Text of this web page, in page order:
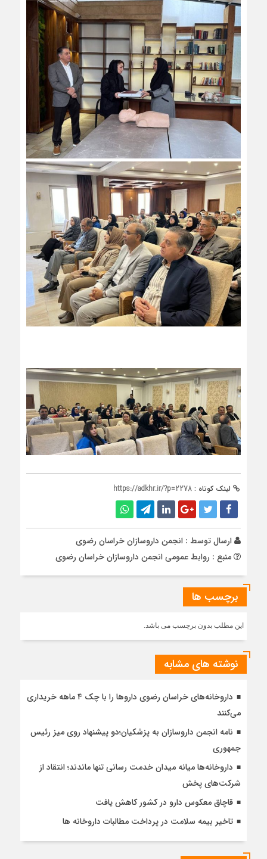
لینک کوتاه : https://adkhr.ir/?p=2278
ارسال توسط : انجمن داروسازان خراسان رضوی
منبع : روابط عمومی انجمن داروسازان خراسان رضوی
برچسب ها
این مطلب بدون برچسب می باشد.
نوشته های مشابه
داروخانه‌های خراسان رضوی داروها را با چک ۴ ماهه خریداری
می‌کنند
نامه انجمن داروسازان به پزشکیان؛دو پیشنهاد روی میز رئیس
جمهوری
داروخانه‌ها میانه میدان خدمت رسانی تنها ماندند؛ انتقاد از
شرکت‌های پخش
قاچاق معکوس دارو در کشور کاهش یافت
تاخیر بیمه سلامت در پرداخت مطالبات داروخانه ها